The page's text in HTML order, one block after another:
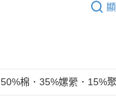
50%棉．35%嫘縈．15%